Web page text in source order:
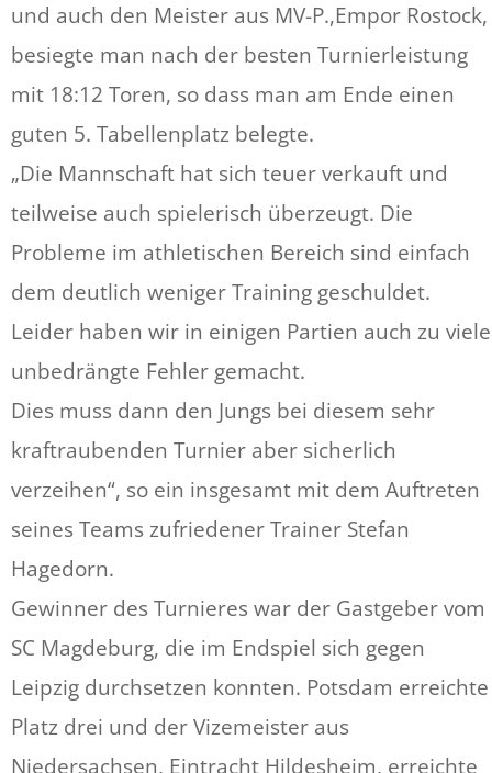
und auch den Meister aus MV-P.,Empor Rostock,
besiegte man nach der besten Turnierleistung
mit 18:12 Toren, so dass man am Ende einen
guten 5. Tabellenplatz belegte.
„Die Mannschaft hat sich teuer verkauft und
teilweise auch spielerisch überzeugt. Die
Probleme im athletischen Bereich sind einfach
dem deutlich weniger Training geschuldet.
Leider haben wir in einigen Partien auch zu viele
unbedrängte Fehler gemacht.
Dies muss dann den Jungs bei diesem sehr
kraftraubenden Turnier aber sicherlich
verzeihen“, so ein insgesamt mit dem Auftreten
seines Teams zufriedener Trainer Stefan
Hagedorn.
Gewinner des Turnieres war der Gastgeber vom
SC Magdeburg, die im Endspiel sich gegen
Leipzig durchsetzen konnten. Potsdam erreichte
Platz drei und der Vizemeister aus
Niedersachsen, Eintracht Hildesheim, erreichte